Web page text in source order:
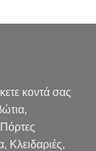
κοντά σας
Κλειδαριές,